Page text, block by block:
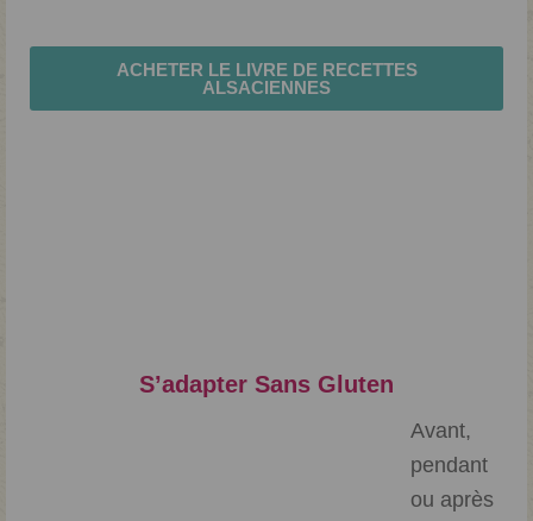
ACHETER LE LIVRE DE RECETTES
ALSACIENNES
S’adapter Sans Gluten
Avant,
pendant
ou après